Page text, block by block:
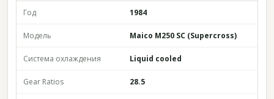
Год 1984
Модель Maico M250 SC (Supercross)
Система охлаждения Liquid cooled
Gear Ratios 28.5